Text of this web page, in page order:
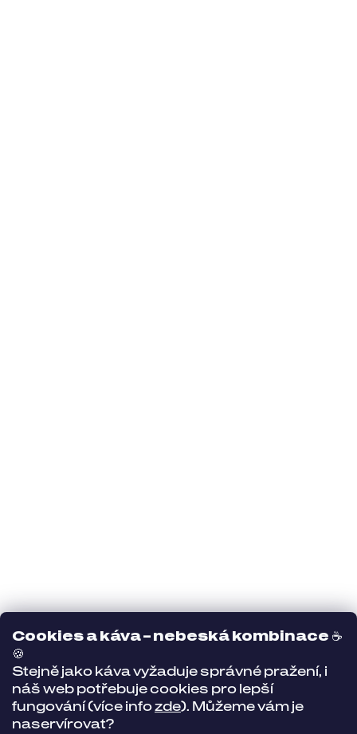
Cookies a káva – nebeská kombinace ☕
🍪
Stejně jako káva vyžaduje správné pražení, i
náš web potřebuje cookies pro lepší
fungování (více infozde). Můžeme vám je
naservírovat?